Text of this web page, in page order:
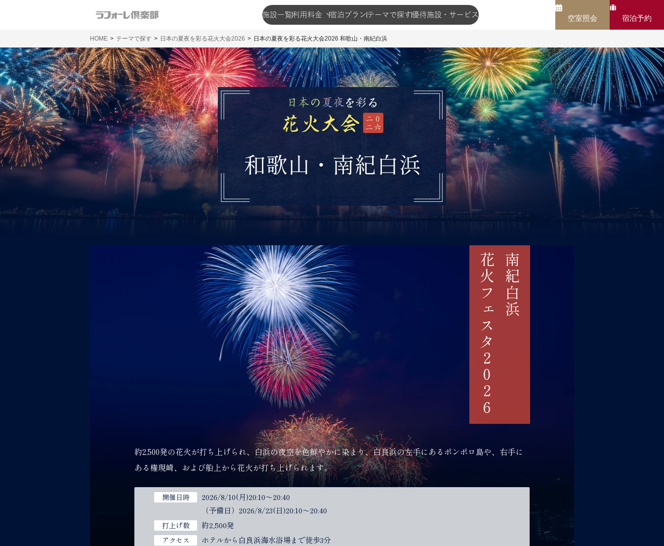
施設一覧利用料金 宿泊プラン テーマで探す優待施設・サービス 空室照会 宿泊予約
HOME テーマで探す 日本の夏夜を彩る花火大会2026 日本の夏夜を彩る花火大会2026 和歌山・南紀白浜
南紀白浜
花火フェスタ2026
約2,500発の花火が打ち上げられ、白浜の夜空を色鮮やかに染まり、白良浜の左手にあるポンポロ島や、右手に
ある権現崎、および船上から花火が打ち上げられます。
開催日時
2026/8/10(月)20:10～20:40
（予備日）2026/8/23(日)20:10～20:40
打上げ数 約2,500発
アクセス ホテルから白良浜海水浴場まで徒歩3分